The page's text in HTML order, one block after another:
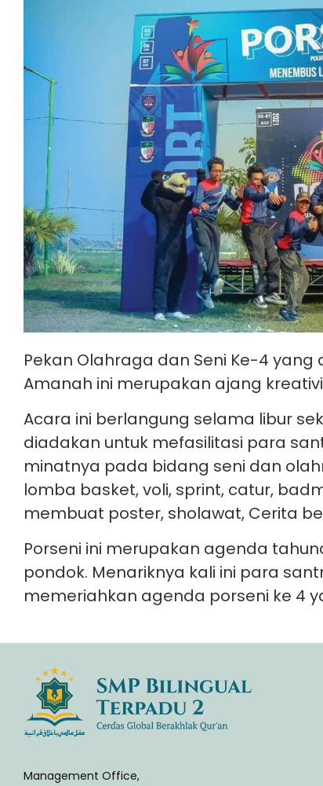
Pekan Olahraga dan Seni Ke-4
Amanah ini merupakan ajang
Acara ini berlangung selama libur
diadakan untuk mefasilitasi para
minatnya pada bidang seni dan
lomba basket, voli, sprint, catur,
membuat poster, sholawat, Cerita
Porseni ini merupakan agenda
pondok. Menariknya kali ini para
memeriahkan agenda porseni ke 4
Management Office,